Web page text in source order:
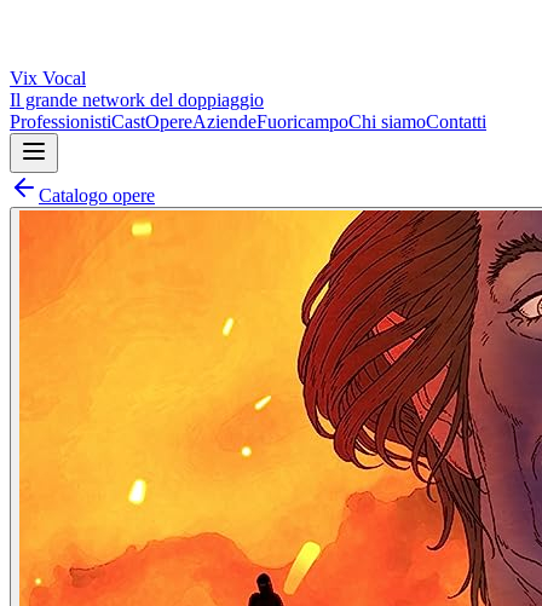
Vix Vocal
Il grande network del doppiaggio
ProfessionistiCastOpereAziendeFuoricampoChi siamoContatti
Catalogo opere